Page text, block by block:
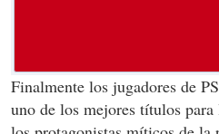
Finalmente los jugadores de
uno de los mejores títulos